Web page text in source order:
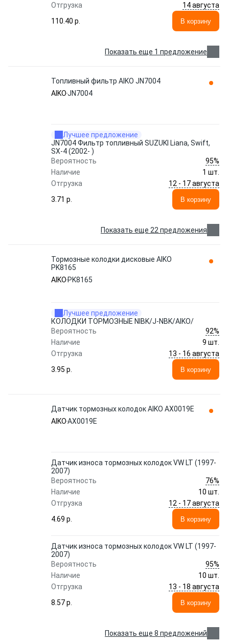
Отгрузка
14 августа
110.40 p.
В корзину
Показать еще 1 предложение
Топливный фильтр AIKO JN7004
AIKOJN7004
Лучшее предложение
JN7004 Фильтр топливный SUZUKI Liana, Swift,
SX-4 (2002- )
Вероятность
95%
Наличие
1 шт.
Отгрузка
12 - 17 августа
3.71 p.
В корзину
Показать еще 22 предложения
Тормозные колодки дисковые AIKO
PK8165
AIKO PK8165
Лучшее предложение
КОЛОДКИ ТОРМОЗНЫЕ NIBK/J-NBK/AIKO/
Вероятность
92%
Наличие
9 шт.
Отгрузка
13 - 16 августа
3.95 p.
В корзину
Датчик тормозных колодок AIKO AX0019E
AIKOAX0019E
Датчик износа тормозных колодок VW LT (1997-
2007)
Вероятность
76%
Наличие
10 шт.
Отгрузка
12 - 17 августа
4.69 p.
В корзину
Датчик износа тормозных колодок VW LT (1997-
2007)
Вероятность
95%
Наличие
10 шт.
Отгрузка
13 - 18 августа
8.57 p.
В корзину
Показать еще 8 предложений